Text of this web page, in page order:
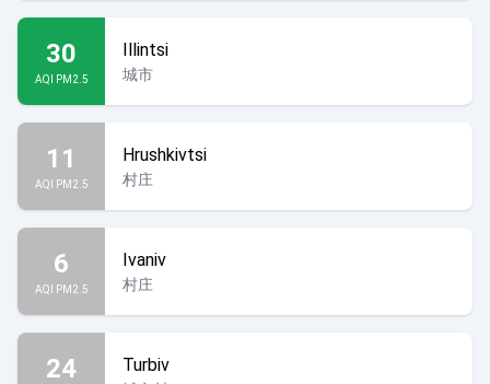
30
AQI PM2.5
Illintsi
城市
11
AQI PM2.5
Hrushkivtsi
村庄
6
AQI PM2.5
Ivaniv
村庄
24 Turbiv